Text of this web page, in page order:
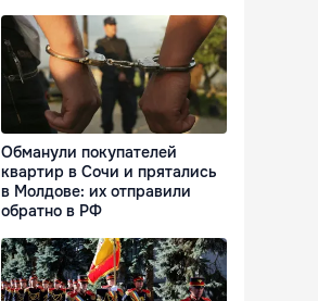
Обманули покупателей
квартир в Сочи и прятались
в Молдове: их отправили
обратно в РФ